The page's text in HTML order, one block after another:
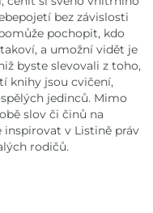
bez závislosti
pochopit, kdo
a umožní vidět je
byste slevovali z toho,
knihy jsou cvičení,
jedinců. Mimo
slov či činů na
inspirovat v Listině práv
rodičů.